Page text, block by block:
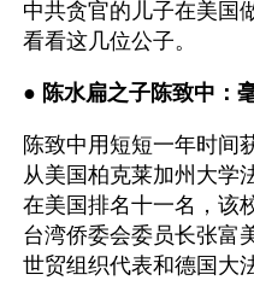
中共贪官的儿子在美国
看看这几位公子。
● 陈水扁之子陈致中：
陈致中用短短一年时间
从美国柏克莱加州大学
在美国排名十一名，该
台湾侨委会委员长张富
世贸组织代表和德国大